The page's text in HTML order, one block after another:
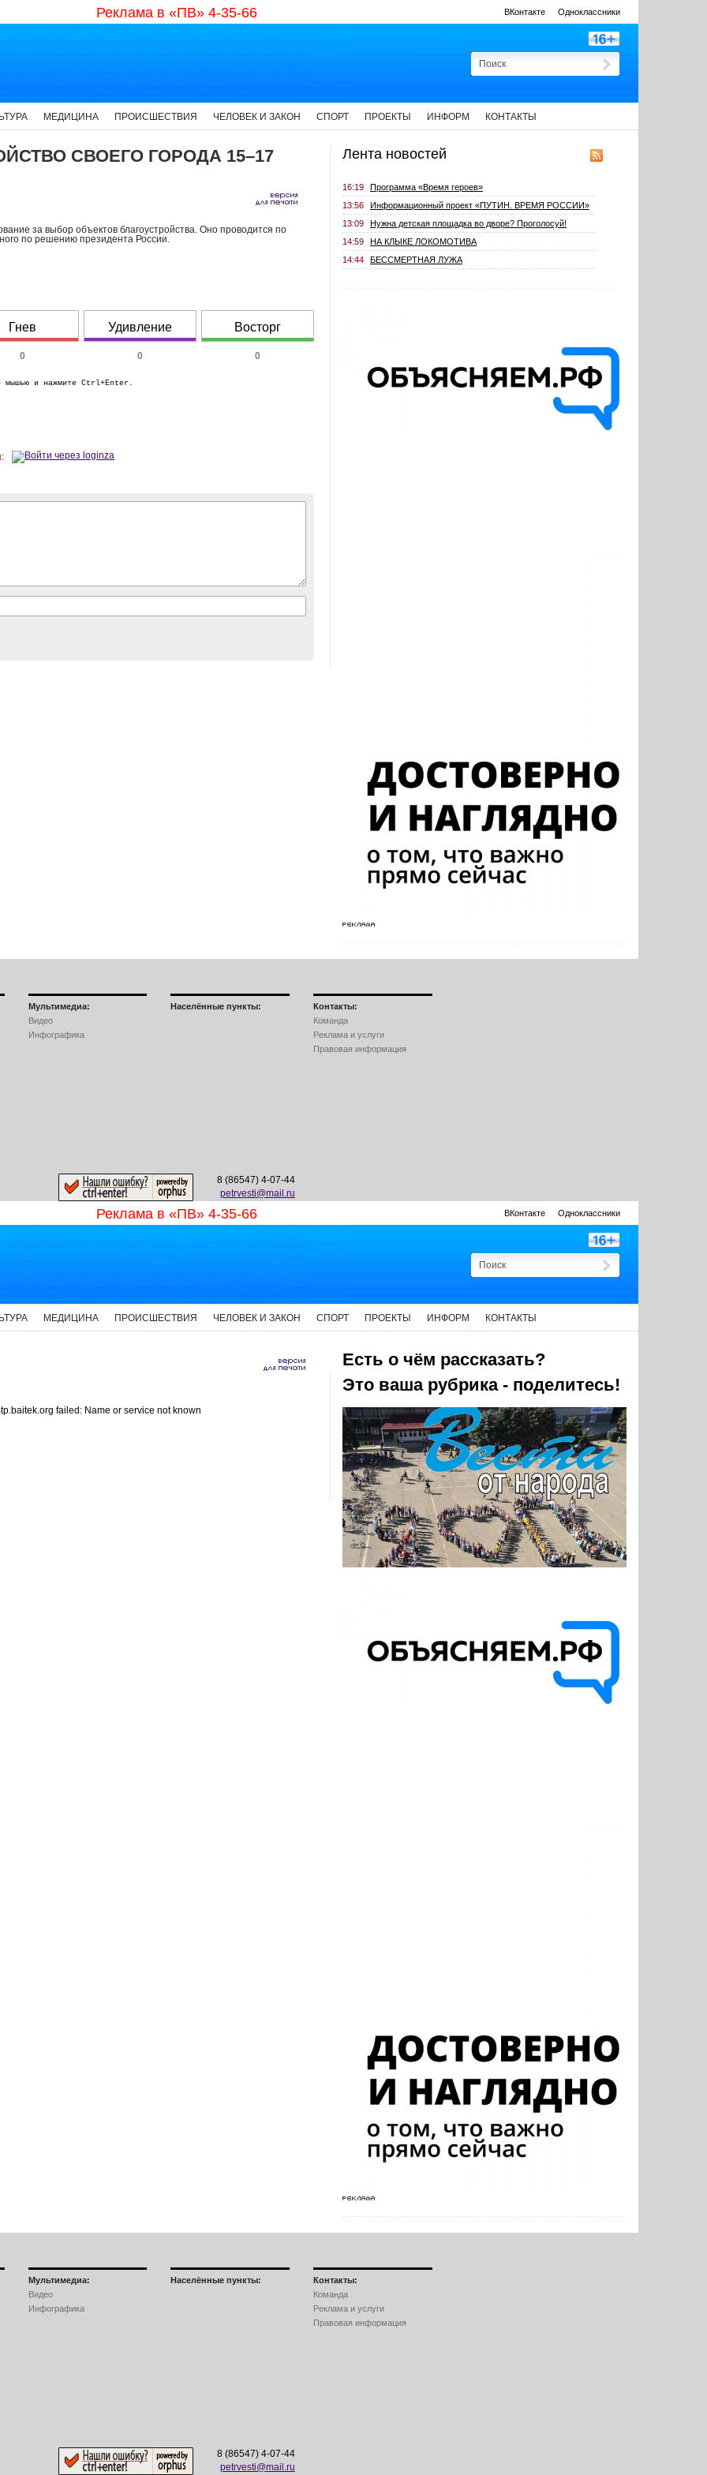
Реклама в «ПВ» 4-35-66 ВКонтакте Одноклассники
МЕДИЦИНА ПРОИСШЕСТВИЯ ЧЕЛОВЕК И ЗАКОН СПОРТ ПРОЕКТЫ ИНФОРМ КОНТАКТЫ
СВОЕГО ГОРОДА 15–17
за выбор объектов благоустройства. Оно проводится по
по решению президента России.
Гнев
0
Удивление
0
Восторг
0
мышью и нажмите Ctrl+Enter.
Лента новостей
16:19
Программа «Время героев»
13:56
Информационный проект «ПУТИН. ВРЕМЯ РОССИИ»
13:09
Нужна детская площадка во дворе? Проголосуй!
14:59
НА КЛЫКЕ ЛОКОМОТИВА
14:44
БЕССМЕРТНАЯ ЛУЖА
Мультимедиа:
Видео
Инфографика
Населённые пункты:
Контакты:
Команда
Реклама и услуги
Правовая информация
8 (86547) 4-07-44
petrvesti@mail.ru
Реклама в «ПВ» 4-35-66 ВКонтакте Одноклассники
МЕДИЦИНА ПРОИСШЕСТВИЯ ЧЕЛОВЕК И ЗАКОН СПОРТ ПРОЕКТЫ ИНФОРМ КОНТАКТЫ
failed: Name or service not known
Есть о чём рассказать?
Это ваша рубрика - поделитесь!
Мультимедиа:
Видео
Инфографика
Населённые пункты:
Контакты:
Команда
Реклама и услуги
Правовая информация
8 (86547) 4-07-44
petrvesti@mail.ru